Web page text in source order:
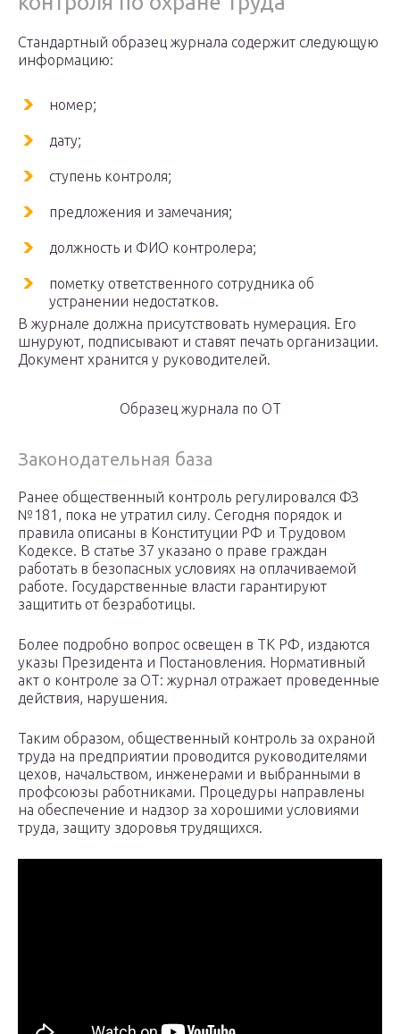
Стандартный образец журнала содержит следующую
информацию:
номер;
дату;
ступень контроля;
предложения и замечания;
должность и ФИО контролера;
пометку ответственного сотрудника об
устранении недостатков.
В журнале должна присутствовать нумерация. Его
шнуруют, подписывают и ставят печать организации.
Документ хранится у руководителей.
Образец журнала по ОТ
Законодательная база
Ранее общественный контроль регулировался ФЗ
№181, пока не утратил силу. Сегодня порядок и
правила описаны в Конституции РФ и Трудовом
Кодексе. В статье 37 указано о праве граждан
работать в безопасных условиях на оплачиваемой
работе. Государственные власти гарантируют
защитить от безработицы.
Более подробно вопрос освещен в ТК РФ, издаются
указы Президента и Постановления. Нормативный
акт о контроле за ОТ: журнал отражает проведенные
действия, нарушения.
Таким образом, общественный контроль за охраной
труда на предприятии проводится руководителями
цехов, начальством, инженерами и выбранными в
профсоюзы работниками. Процедуры направлены
на обеспечение и надзор за хорошими условиями
труда, защиту здоровья трудящихся.